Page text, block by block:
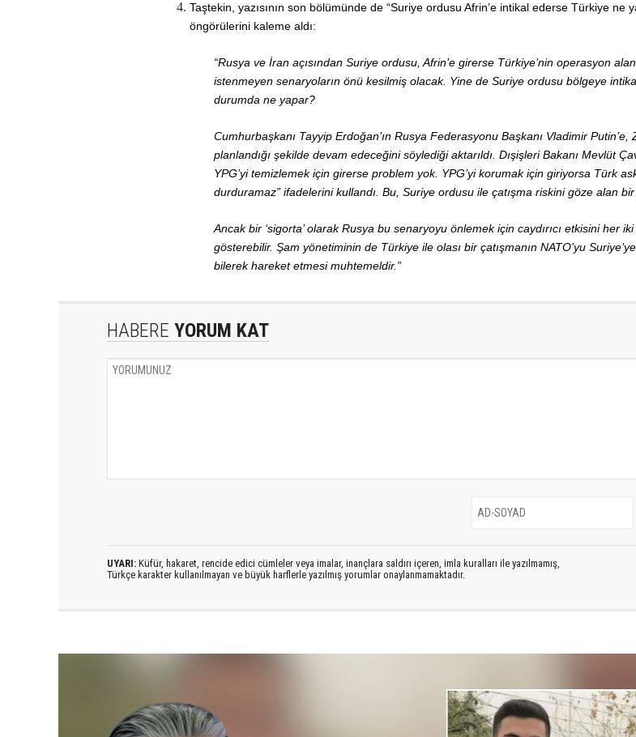
Taştekin, yazısının son bölümünde de “Suriye ordusu Afrin’e intikal ederse Türkiye ne
öngörülerini kaleme aldı:
“Rusya ve İran açısından Suriye ordusu, Afrin’e girerse Türkiye’nin operasyon
istenmeyen senaryoların önü kesilmiş olacak. Yine de Suriye ordusu bölgeye
durumda ne yapar?
Cumhurbaşkanı Tayyip Erdoğan’ın Rusya Federasyonu Başkanı Vladimir Putin’e,
planlandığı şekilde devam edeceğini söylediği aktarıldı. Dışişleri Bakanı Mevlüt
YPG’yi temizlemek için girerse problem yok. YPG’yi korumak için giriyorsa Türk
durduramaz” ifadelerini kullandı. Bu, Suriye ordusu ile çatışma riskini göze alan bir
Ancak bir ‘sigorta’ olarak Rusya bu senaryoyu önlemek için caydırıcı etkisini her
gösterebilir. Şam yönetiminin de Türkiye ile olası bir çatışmanın NATO’yu
bilerek hareket etmesi muhtemeldir.”
HABERE YORUM KAT
UYARI: Küfür, hakaret, rencide edici cümleler veya imalar, inançlara saldırı içeren, imla kuralları ile yazılmamış,
Türkçe karakter kullanılmayan ve büyük harflerle yazılmış yorumlar onaylanmamaktadır.